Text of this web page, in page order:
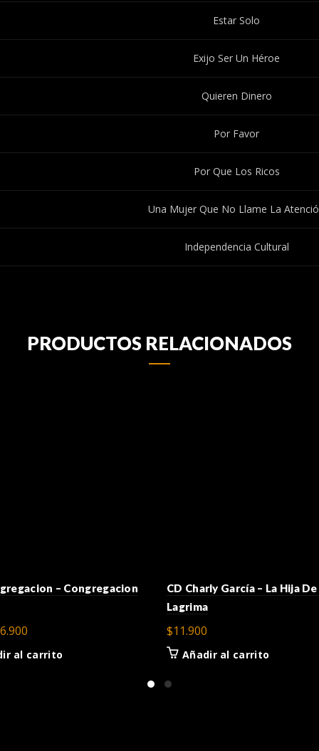
Estar Solo
Exijo Ser Un Héroe
Quieren Dinero
Por Favor
Por Que Los Ricos
Una Mujer Que No Llame La
Independencia Cultural
PRODUCTOS RELACIONADOS
– Congregacion
precio
6.900
precio
al carrito
CD Charly García – La Hija De
Lagrima
$11.900
Añadir al carrito